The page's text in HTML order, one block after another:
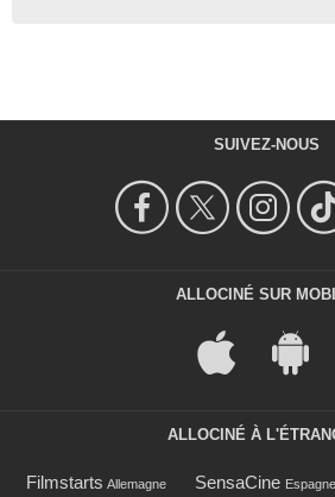
SUIVEZ-NOUS
ALLOCINÉ SUR
ALLOCINÉ À
Filmstarts Allemagne SensaCine Espagne